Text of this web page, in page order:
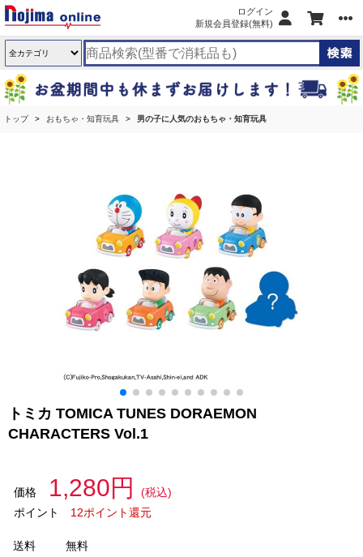
ログイン
新規会員登録(無料)
トップ おもちゃ・知育玩具 男の子に人気のおもちゃ・知育玩具
トミカ TOMICA TUNES DORAEMON
CHARACTERS Vol.1
価格 1,280円
(税込)
ポイント
12ポイント還元
送料
無料